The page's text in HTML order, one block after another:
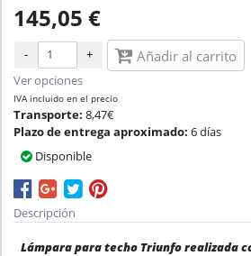
145,05 €
- + Añadir al carrito
Ver opciones
IVA incluido en el precio
Transporte: 8,47€
Plazo de entrega aproximado: 6 días
Disponible
Descripción
Lámpara para techo Triunfo realizada